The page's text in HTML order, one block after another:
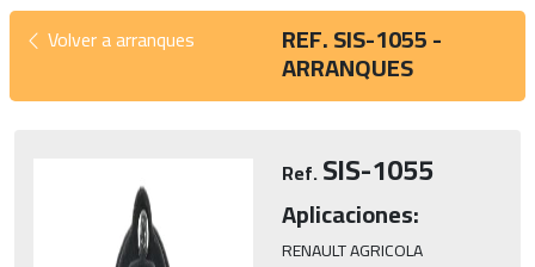
Volver a arranques REF. SIS-1055 -
ARRANQUES
Ref.SIS-1055
Aplicaciones:
RENAULT AGRICOLA